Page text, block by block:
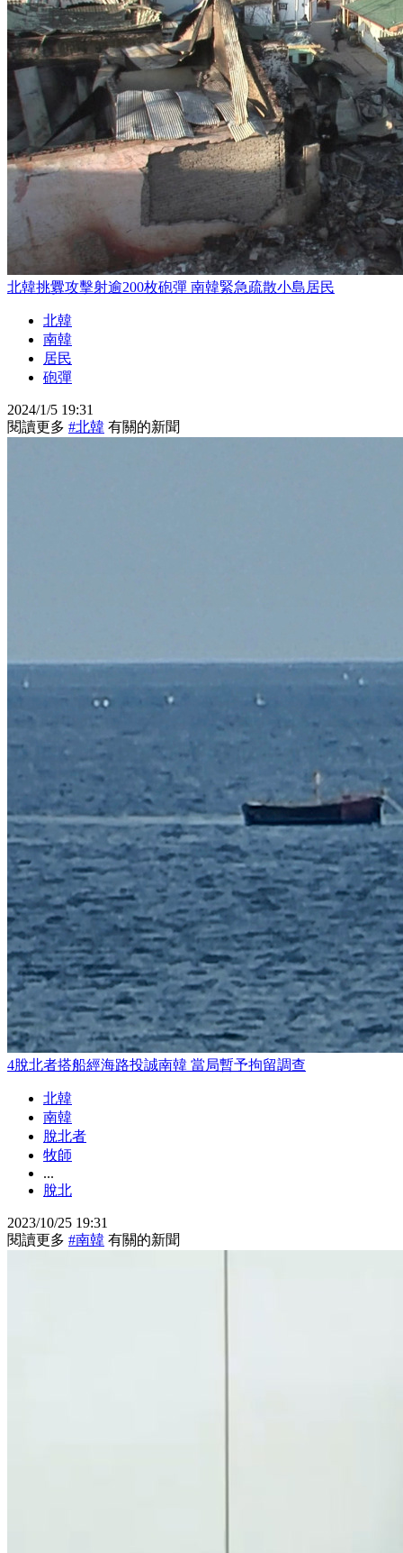
北韓挑釁攻擊射逾200枚砲彈 南韓緊急疏散小島居民
北韓
南韓
居民
砲彈
2024/1/5 19:31
閱讀更多 #北韓 有關的新聞
4脫北者搭船經海路投誠南韓 當局暫予拘留調查
北韓
南韓
脫北者
牧師
...
脫北
2023/10/25 19:31
閱讀更多 #南韓 有關的新聞